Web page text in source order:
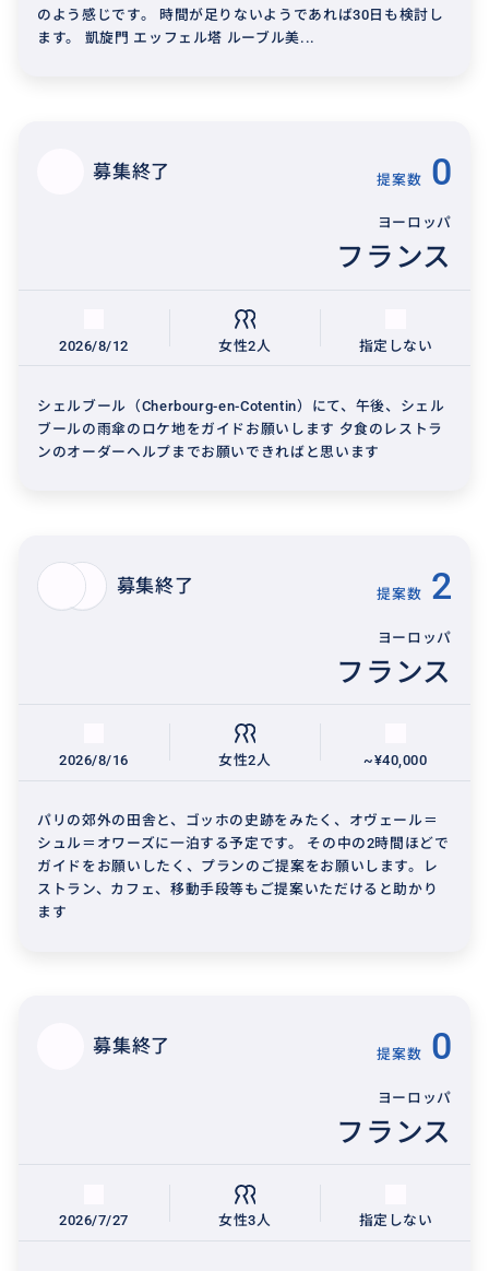
のよう感じです。 時間が足りないようであれば30日も検討し
ます。 凱旋門 エッフェル塔 ルーブル美...
募集終了 提案数 0
ヨーロッパ
フランス
2026/8/12 女性2人 指定しない
シェルブール（Cherbourg-en-Cotentin）にて、午後、シェル
ブールの雨傘のロケ地をガイドお願いします 夕食のレストラ
ンのオーダーヘルプまでお願いできればと思います
募集終了 提案数 2
ヨーロッパ
フランス
2026/8/16 女性2人 ~¥40,000
パリの郊外の田舎と、ゴッホの史跡をみたく、オヴェール＝
シュル＝オワーズに一泊する予定です。 その中の2時間ほどで
ガイドをお願いしたく、プランのご提案をお願いします。レ
ストラン、カフェ、移動手段等もご提案いただけると助かり
ます
募集終了 提案数 0
ヨーロッパ
フランス
2026/7/27 女性3人 指定しない